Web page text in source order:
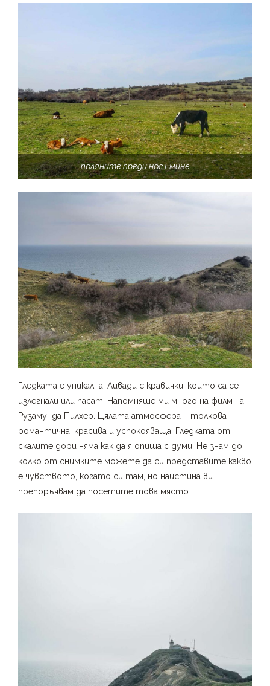
поляните преди нос Емине
Гледката е уникална. Ливади с кравички, които са се
излегнали или пасат. Напомняше ми много на филм на
Рузамунда Пилхер. Цялата атмосфера – толкова
романтична, красива и успокояваща. Гледката от
скалите дори няма как да я опиша с думи. Не знам до
колко от снимките можете да си представите какво
е чувството, когато си там, но наистина ви
препоръчвам да посетите това място.